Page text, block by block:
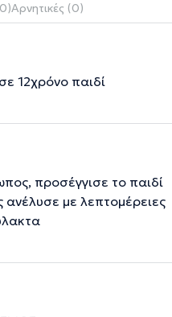
Αρνητικές (0)
12χρόνο παιδί
προσέγγισε το παιδί
με λεπτομέρειες